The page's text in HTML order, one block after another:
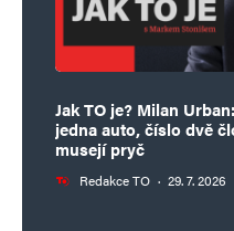
Jak TO je? Milan
jedna auto, číslo dvě
musejí pryč
Redakce TO · 29. 7. 2026